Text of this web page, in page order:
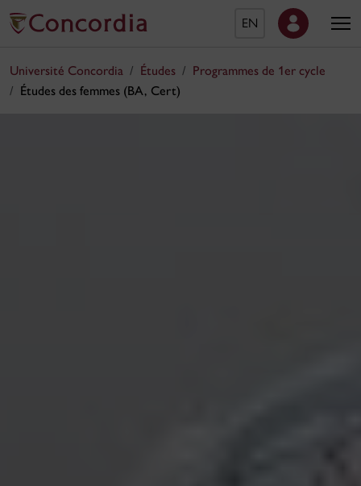
EN
Université Concordia Études
Programmes de 1er cycle
Études des femmes (BA, Cert)